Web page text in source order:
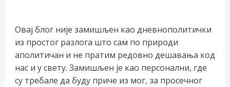
Овај блог није замишљен као дневнополитички
из простог разлога што сам по природи
аполитичан и не пратим редовно дешавања код
нас и у свету. Замишљен је као персонални, где
су требале да буду приче из мог, за просечног